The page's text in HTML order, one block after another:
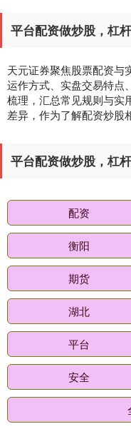
平台配资做炒股，杠
天元证券聚焦股票配资与
运作方式、实盘交易特点
梳理，汇总常见规则与实
差异，作为了解配资炒股
平台配资做炒股，杠
配资
衡阳
期货
湖北
平台
安全